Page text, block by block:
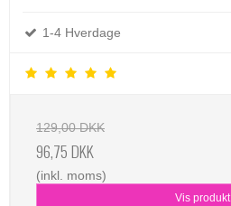
1-4 Hverdage
129,00 DKK
96,75 DKK
(inkl. moms)
Vis produkt